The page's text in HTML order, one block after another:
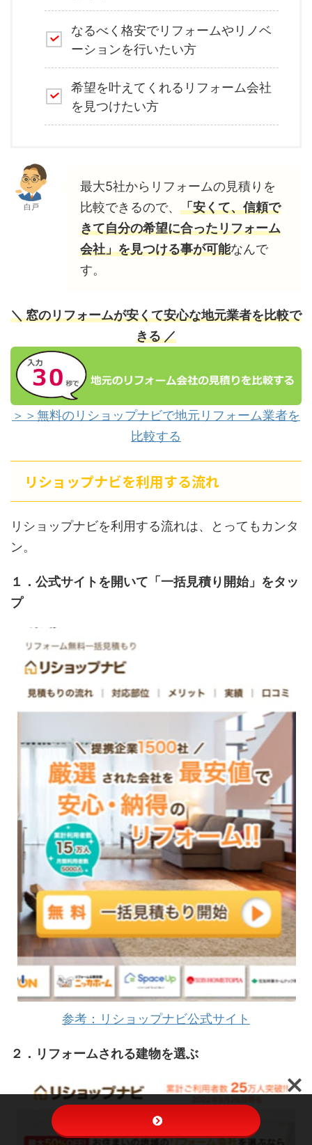
なるべく格安でリフォームやリノベ
ーションを行いたい方
希望を叶えてくれるリフォーム会社
を見つけたい方
白戸
最大5社からリフォームの見積りを
比較できるので、 「安くて、信頼で
きて自分の希望に合ったリフォーム
会社」を見つける事が可能なんで
す。
＼ 窓のリフォームが安くて安心な地元業者を比較で
きる ／
＞＞無料のリショップナビで地元リフォーム業者を
比較する
リショップナビを利用する流れ
リショップナビを利用する流れは、とってもカンタ
ン。
１．公式サイトを開いて「一括見積り開始」をタッ
プ
参考：リショップナビ公式サイト
２．リフォームされる建物を選ぶ